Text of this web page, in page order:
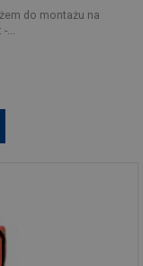
do montażu na
...